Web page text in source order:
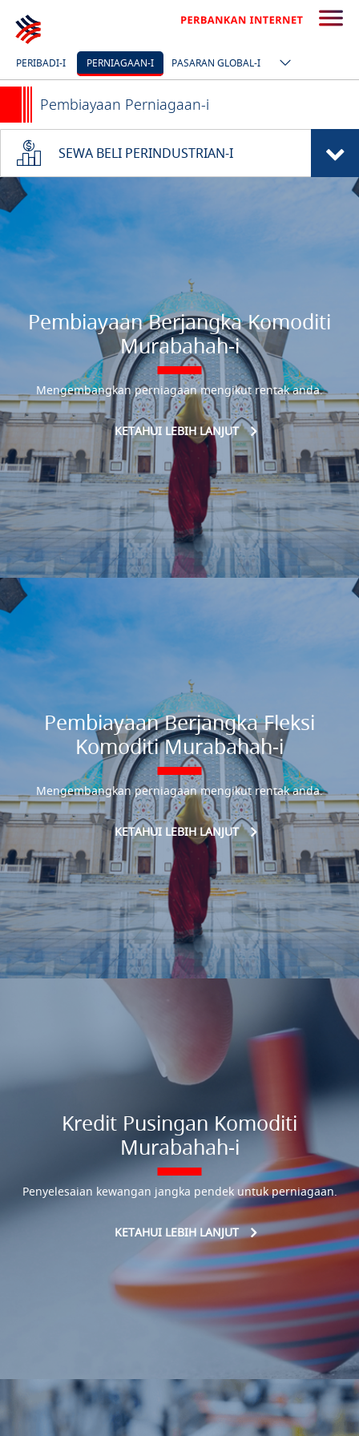
PERIBADI-I PERNIAGAAN-I PASARAN GLOBAL-I
Pembiayaan Perniagaan-i
SEWA BELI PERINDUSTRIAN-I
Pembiayaan Berjangka Komoditi
Murabahah-i
Mengembangkan perniagaan mengikut rentak anda.
KETAHUI LEBIH LANJUT
Pembiayaan Berjangka Fleksi
Komoditi Murabahah-i
Mengembangkan perniagaan mengikut rentak anda.
KETAHUI LEBIH LANJUT
Kredit Pusingan Komoditi
Murabahah-i
Penyelesaian kewangan jangka pendek untuk perniagaan.
KETAHUI LEBIH LANJUT